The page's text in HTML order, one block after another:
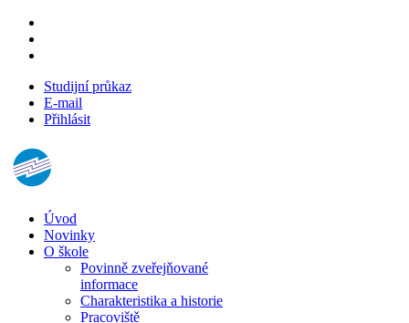
Studijní průkaz
E-mail
Přihlásit
Úvod
Novinky
O škole
Povinně zveřejňované
informace
Charakteristika a historie
Pracoviště